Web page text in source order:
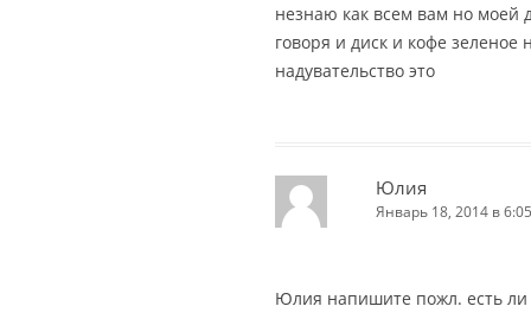
незнаю как всем вам но моей
говоря и диск и кофе зеленое
надувательство это
Юлия
Январь 18, 2014 в
Юлия напишите пожл. есть ли